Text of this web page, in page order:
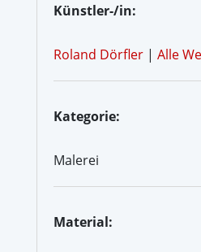
Künstler-/in:
Roland Dörfler | Alle
Kategorie:
Malerei
Material: